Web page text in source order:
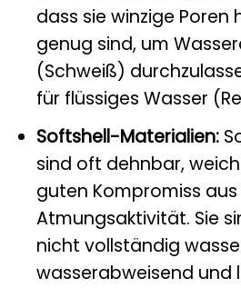
dass sie winzige Poren
genug sind, um
(Schweiß)
für flüssiges Wasser
Softshell-Materialien:
sind oft dehnbar,
guten Kompromiss
Atmungsaktivität. Sie
nicht vollständig
wasserabweisend und